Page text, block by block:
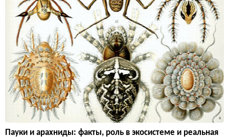
Пауки и арахниды: факты, роль в экосистеме и реальная